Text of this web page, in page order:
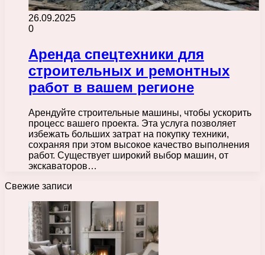
26.09.2025
0
Аренда спецтехники для
строительных и ремонтных
работ в вашем регионе
Арендуйте строительные машины, чтобы ускорить
процесс вашего проекта. Эта услуга позволяет
избежать больших затрат на покупку техники,
сохраняя при этом высокое качество выполнения
работ. Существует широкий выбор машин, от
экскаваторов…
Свежие записи